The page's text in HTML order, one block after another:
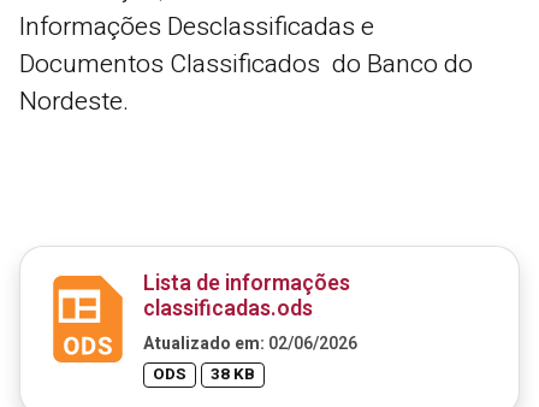
Informações Desclassificadas e
Documentos Classificados do Banco do
Nordeste.
Lista de informações
classificadas.ods
Atualizado em: 02/06/2026
ODS 38 KB